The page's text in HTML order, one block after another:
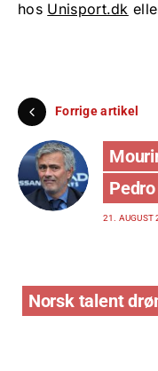
hos Unisport.dk
Forrige artikel
Pedro
21. AUGUST
Norsk talent